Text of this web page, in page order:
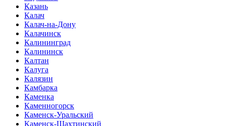
Казань
Калач
Калач-на-Дону
Калачинск
Калининград
Калининск
Калтан
Калуга
Калязин
Камбарка
Каменка
Каменногорск
Каменск-Уральский
Каменск-Шахтинский